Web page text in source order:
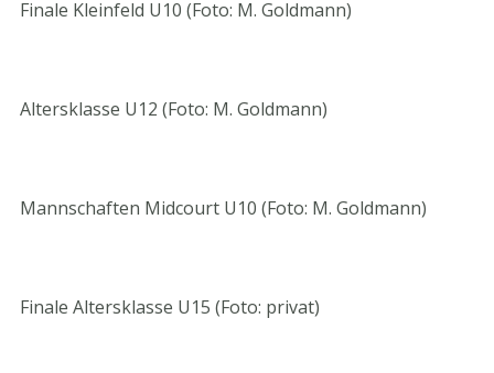
Finale Kleinfeld U10 (Foto: M. Goldmann)
Altersklasse U12 (Foto: M. Goldmann)
Mannschaften Midcourt U10 (Foto: M. Goldmann)
Finale Altersklasse U15 (Foto: privat)